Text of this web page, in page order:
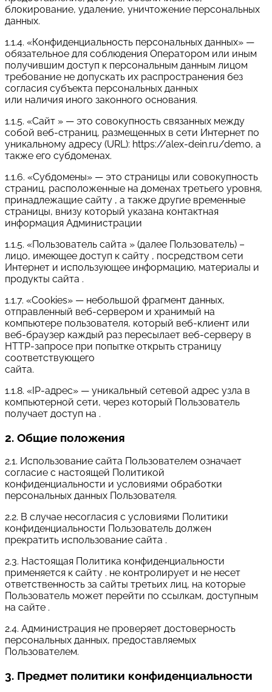
блокирование, удаление, уничтожение персональных
данных.
1.1.4. «Конфиденциальность персональных данных» —
обязательное для соблюдения Оператором или иным
получившим доступ к персональным данным лицом
требование не допускать их распространения без
согласия субъекта персональных данных
или наличия иного законного основания.
1.1.5. «Сайт » — это совокупность связанных между
собой веб-страниц, размещенных в сети Интернет по
уникальному адресу (URL): https://alex-dein.ru/demo, а
также его субдоменах.
1.1.6. «Субдомены» — это страницы или совокупность
страниц, расположенные на доменах третьего уровня,
принадлежащие сайту , а также другие временные
страницы, внизу который указана контактная
информация Администрации
1.1.5. «Пользователь сайта » (далее Пользователь) –
лицо, имеющее доступ к сайту , посредством сети
Интернет и использующее информацию, материалы и
продукты сайта .
1.1.7. «Cookies» — небольшой фрагмент данных,
отправленный веб-сервером и хранимый на
компьютере пользователя, который веб-клиент или
веб-браузер каждый раз пересылает веб-серверу в
HTTP-запросе при попытке открыть страницу
соответствующего
сайта.
1.1.8. «IP-адрес» — уникальный сетевой адрес узла в
компьютерной сети, через который Пользователь
получает доступ на .
2. Общие положения
2.1. Использование сайта Пользователем означает
согласие с настоящей Политикой
конфиденциальности и условиями обработки
персональных данных Пользователя.
2.2. В случае несогласия с условиями Политики
конфиденциальности Пользователь должен
прекратить использование сайта .
2.3. Настоящая Политика конфиденциальности
применяется к сайту . не контролирует и не несет
ответственность за сайты третьих лиц, на которые
Пользователь может перейти по ссылкам, доступным
на сайте .
2.4. Администрация не проверяет достоверность
персональных данных, предоставляемых
Пользователем.
3. Предмет политики конфиденциальности